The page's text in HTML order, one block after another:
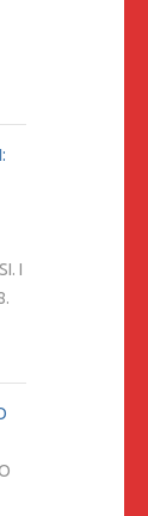
I